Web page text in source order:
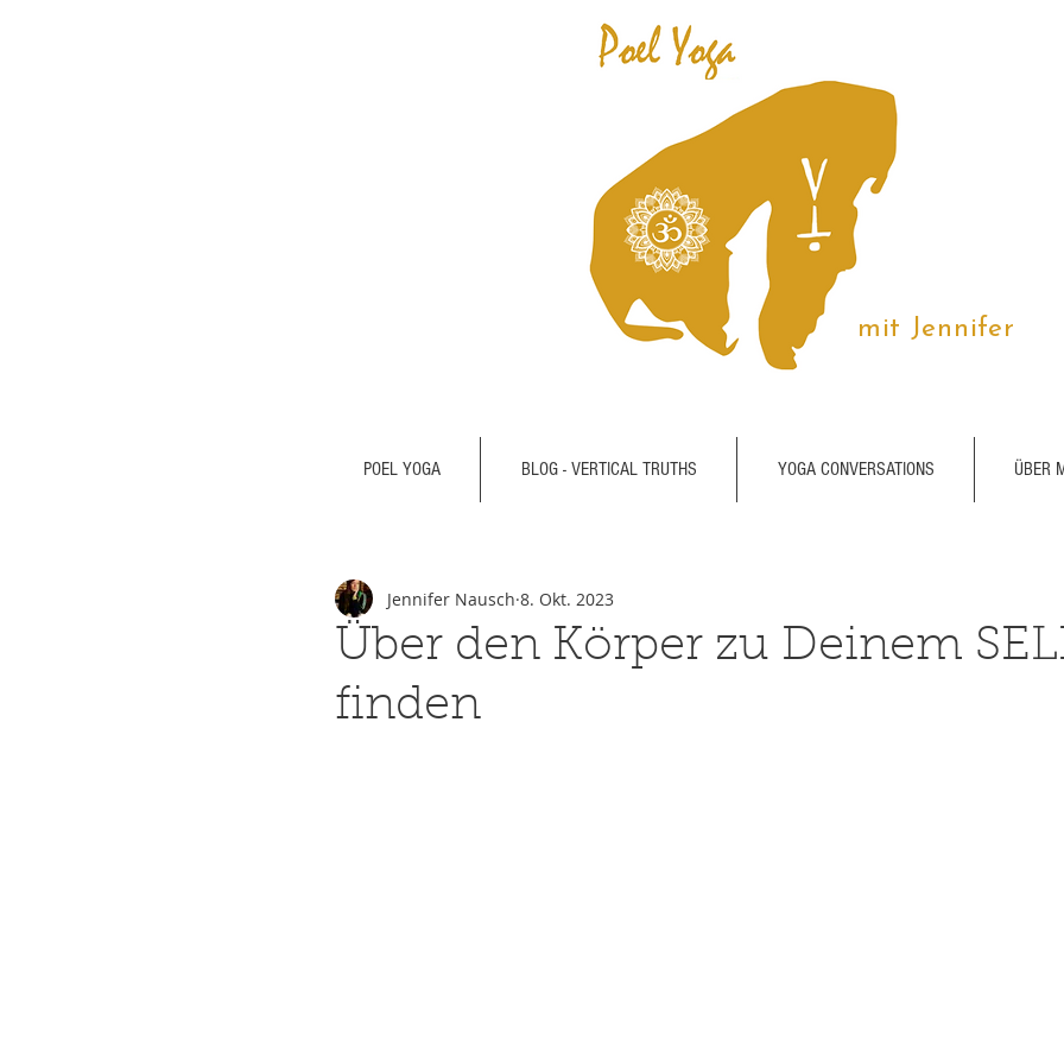
mit Jennifer
POEL YOGA BLOG - VERTICAL TRUTHS YOGA CONVERSATIONS ÜBER
Über den Körper zu Deinem
finden
Jennifer Nausch 8. Okt. 2023